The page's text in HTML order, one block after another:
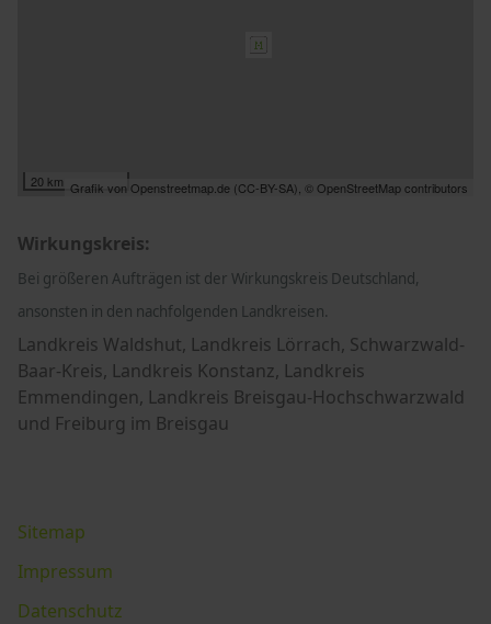
20 km Grafik von Openstreetmap.de(CC-BY-SA), © OpenStreetMap contributors
Wirkungskreis:
Bei größeren Aufträgen ist der Wirkungskreis Deutschland,
ansonsten in den nachfolgenden Landkreisen.
Landkreis Waldshut, Landkreis Lörrach, Schwarzwald-
Baar-Kreis, Landkreis Konstanz, Landkreis
Emmendingen, Landkreis Breisgau-Hochschwarzwald
und Freiburg im Breisgau
Sitemap
Impressum
Datenschutz